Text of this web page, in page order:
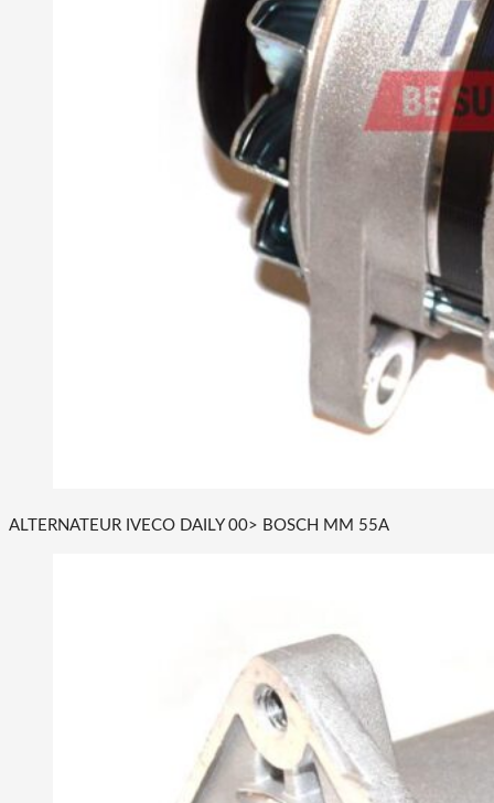
ALTERNATEUR IVECO DAILY 00> BOSCH MM 55A